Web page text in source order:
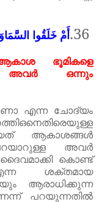
أَمْ خَلَقُوا
ഭൂമികളെ
അവർ
ഒന്നും
എന്ന
ചോദ്യം
ആകാശങ്ങൾ
അവർ
ദൈവമാക്കി
കൊണ്ട്
ശക്തമായ
ആരാധിക്കുന്ന
പറയുന്നതിൽ